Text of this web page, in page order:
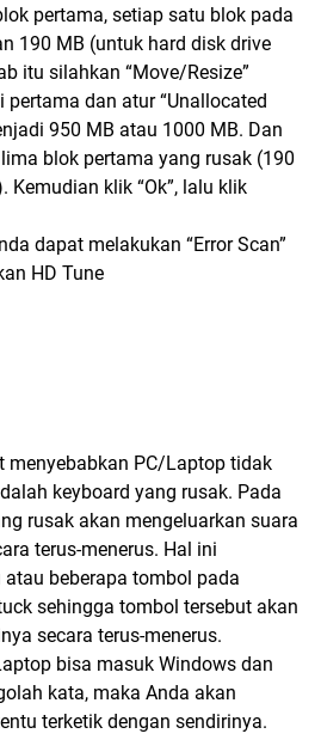
pertama, setiap satu blok pada
190 MB (untuk hard disk drive
itu silahkan “Move/Resize”
pertama dan atur “Unallocated
950 MB atau 1000 MB. Dan
blok pertama yang rusak (190
Kemudian klik “Ok”, lalu klik
dapat melakukan “Error Scan”
HD Tune
menyebabkan PC/Laptop tidak
keyboard yang rusak. Pada
rusak akan mengeluarkan suara
terus-menerus. Hal ini
beberapa tombol pada
sehingga tombol tersebut akan
secara terus-menerus.
bisa masuk Windows dan
kata, maka Anda akan
terketik dengan sendirinya.